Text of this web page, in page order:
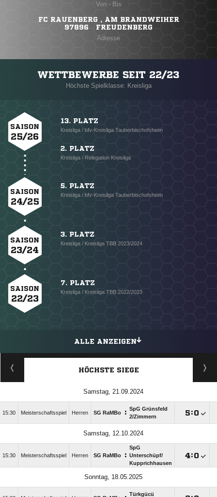
Von - Bis
FC RAUENBERG , AM BRANDWEIHER
97896 FREUDENBERG
Adresse
WETTBEWERBE SEIT 22/23
Höchste Spielklasse: Kreisliga
SAISON
25/26
13. PLATZ
Kreisliga / bfv-Kreisliga Tauberbischofsheim
2. PLATZ
Kreisliga / Relegation Kreisliga
SAISON
24/25
5. PLATZ
Kreisliga / bfv-Kreisliga Tauberbischofsheim
SAISON
23/24
3. PLATZ
Kreisliga / Kreisliga TBB 2023/2024
SAISON
22/23
7. PLATZ
Kreisliga / Kreisliga TBB 2022/2023
ALLE ANZEIGEN
HÖCHSTE SIEGE
Samstag, 21.09.2024
15:30 Meisterschaftsspiel Herren SG RaMBo : SpG Grünsfeld
2/​Zimmern
:
Samstag, 12.10.2024
15:30 Meisterschaftsspiel Herren SG RaMBo :
SpG
Unterschüpf/​
Kupprichhausen
:
Sonntag, 18.05.2025
Türkgücü